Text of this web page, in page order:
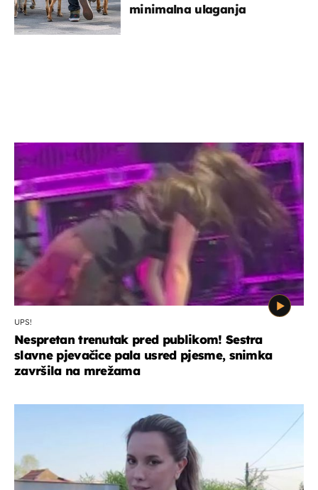
minimalna ulaganja
UPS!
Nespretan trenutak pred publikom! Sestra
slavne pjevačice pala usred pjesme, snimka
završila na mrežama